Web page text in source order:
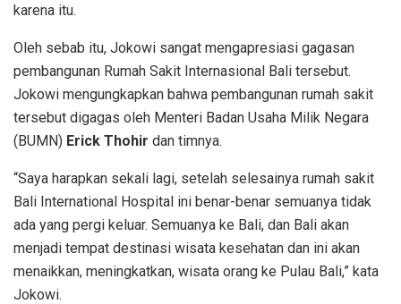
karena itu.
Oleh sebab itu, Jokowi sangat mengapresiasi gagasan
pembangunan Rumah Sakit Internasional Bali tersebut.
Jokowi mengungkapkan bahwa pembangunan rumah sakit
tersebut digagas oleh Menteri Badan Usaha Milik Negara
(BUMN) Erick Thohir dan timnya.
“Saya harapkan sekali lagi, setelah selesainya rumah sakit
Bali International Hospital ini benar-benar semuanya tidak
ada yang pergi keluar. Semuanya ke Bali, dan Bali akan
menjadi tempat destinasi wisata kesehatan dan ini akan
menaikkan, meningkatkan, wisata orang ke Pulau Bali,” kata
Jokowi.